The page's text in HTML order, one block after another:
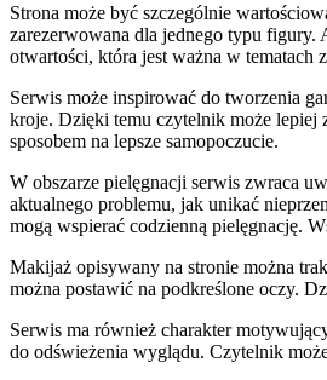
Strona może być szczególnie
zarezerwowana dla jednego typu figury.
otwartości, która jest ważna w tematach
Serwis może inspirować do tworzenia
kroje. Dzięki temu czytelnik może lepiej
sposobem na lepsze samopoczucie.
W obszarze pielęgnacji serwis zwraca
aktualnego problemu, jak unikać
mogą wspierać codzienną pielęgnację.
Makijaż opisywany na stronie można
można postawić na podkreślone oczy.
Serwis ma również charakter
do odświeżenia wyglądu. Czytelnik